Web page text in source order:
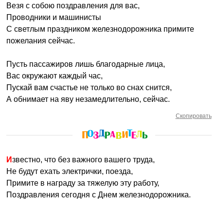
Везя с собою поздравления для вас,
Проводники и машинисты
С светлым праздником железнодорожника примите
пожелания сейчас.
Пусть пассажиров лишь благодарные лица,
Вас окружают каждый час,
Пускай вам счастье не только во снах снится,
А обнимает на яву незамедлительно, сейчас.
Скопировать
Известно, что без важного вашего труда,
Не будут ехать электрички, поезда,
Примите в награду за тяжелую эту работу,
Поздравления сегодня с Днем железнодорожника.